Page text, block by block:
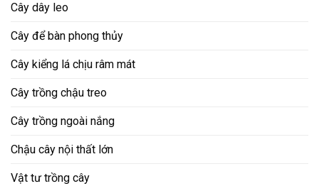
Cây dây leo
Cây để bàn phong thủy
Cây kiểng lá chịu râm mát
Cây trồng chậu treo
Cây trồng ngoài nắng
Chậu cây nội thất lớn
Vật tư trồng cây